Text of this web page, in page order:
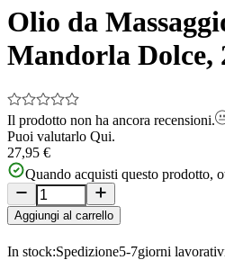
Olio da
Mandorla Dolce,
Il prodotto non ha ancora recensioni.
Puoi valutarlo Qui.
27,95 €
Quando acquisti questo prodotto,
Aggiungi al carrello
In stock:Spedizione5-7giorni